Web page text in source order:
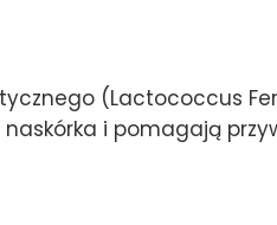
(Lactococcus
i pomagają